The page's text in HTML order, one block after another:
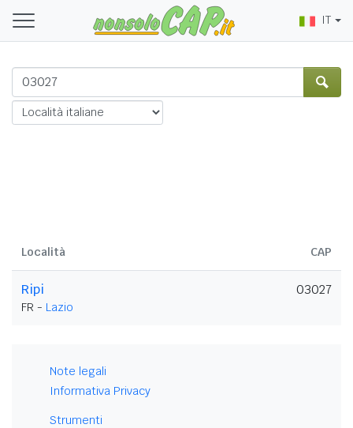
IT
Località CAP
Ripi
FR - Lazio
03027
Note legali
Informativa Privacy
Strumenti